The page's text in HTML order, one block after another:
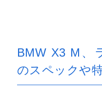
BMW X3 M、
のスペックや